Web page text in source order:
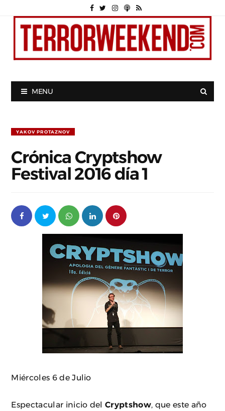
MENU
YAKOV PROTAZNOV
Crónica Cryptshow
Festival 2016 día 1
Miércoles 6 de Julio
Espectacular inicio delCryptshow, que este año